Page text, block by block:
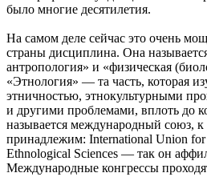
было многие десятилетия.
На самом деле сейчас это очень
страны дисциплина. Она
антропология» и «физическая
«Этнология» — та часть, которая
этничностью, этнокультурными
и другими проблемами, вплоть до
называется международный союз,
принадлежим: International Union
Ethnological Sciences — так он
Международные конгрессы